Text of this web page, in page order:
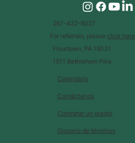
Calendario
Glosario de términos
Contáctanos
Contratar un orador
267-422-6027
For referrals, please click here
Flourtown, PA 19031
1511 Bethlehem Pike